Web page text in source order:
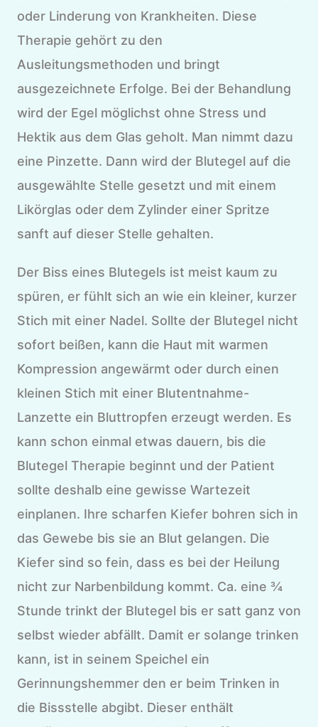
oder Linderung von Krankheiten. Diese
Therapie gehört zu den
Ausleitungsmethoden und bringt
ausgezeichnete Erfolge. Bei der Behandlung
wird der Egel möglichst ohne Stress und
Hektik aus dem Glas geholt. Man nimmt dazu
eine Pinzette. Dann wird der Blutegel auf die
ausgewählte Stelle gesetzt und mit einem
Likörglas oder dem Zylinder einer Spritze
sanft auf dieser Stelle gehalten.
Der Biss eines Blutegels ist meist kaum zu
spüren, er fühlt sich an wie ein kleiner, kurzer
Stich mit einer Nadel. Sollte der Blutegel nicht
sofort beißen, kann die Haut mit warmen
Kompression angewärmt oder durch einen
kleinen Stich mit einer Blutentnahme-
Lanzette ein Bluttropfen erzeugt werden. Es
kann schon einmal etwas dauern, bis die
Blutegel Therapie beginnt und der Patient
sollte deshalb eine gewisse Wartezeit
einplanen. Ihre scharfen Kiefer bohren sich in
das Gewebe bis sie an Blut gelangen. Die
Kiefer sind so fein, dass es bei der Heilung
nicht zur Narbenbildung kommt. Ca. eine ¾
Stunde trinkt der Blutegel bis er satt ganz von
selbst wieder abfällt. Damit er solange trinken
kann, ist in seinem Speichel ein
Gerinnungshemmer den er beim Trinken in
die Bissstelle abgibt. Dieser enthält